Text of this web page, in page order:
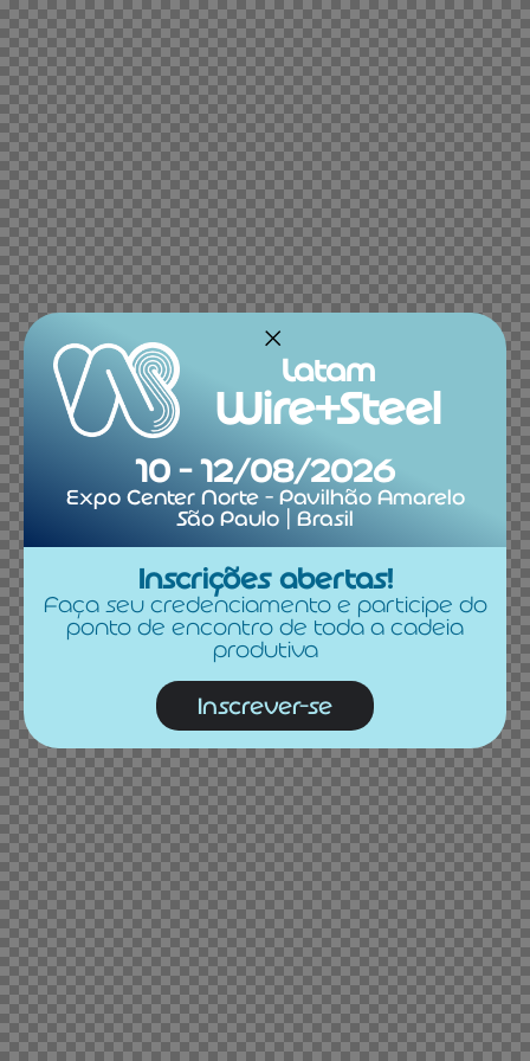
Latam
Wire+Steel
10 - 12/08/2026
Expo Center Norte - Pavilhão Amarelo
São Paulo | Brasil
Inscrições abertas!
Faça seu credenciamento e participe do
ponto de encontro de toda a cadeia
produtiva
Inscrever-se